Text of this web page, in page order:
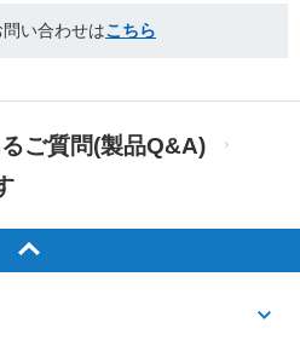
い合わせはこちら
ご質問(製品Q&A)